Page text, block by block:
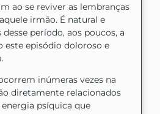
ao se reviver as lembranças
irmão. É natural e
período, aos poucos, a
este episódio doloroso e
inúmeras vezes na
diretamente relacionados
psíquica que